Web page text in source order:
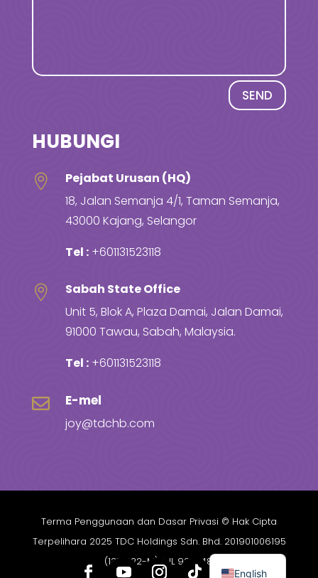
SEND
HUBUNGI

Pejabat Urusan (HQ)
18, Jalan Semanja 4/1, Taman Semanja,
43000 Kajang, Selangor
Tel : +601131523118

Sabah State Office
Unit 5, Blok A, Plaza Damai, Jalan Damai,
91000 Tawau, Sabah, Malaysia.
Tel : +601131523118
 E-mel
joy@tdchb.com
Terma Penggunaan dan Dasar Privasi © Hak Cipta
Terpelihara 2025 TDC Holdings Sdn. Bhd. 201901006195
(1315522-M) AJL 932348.
English